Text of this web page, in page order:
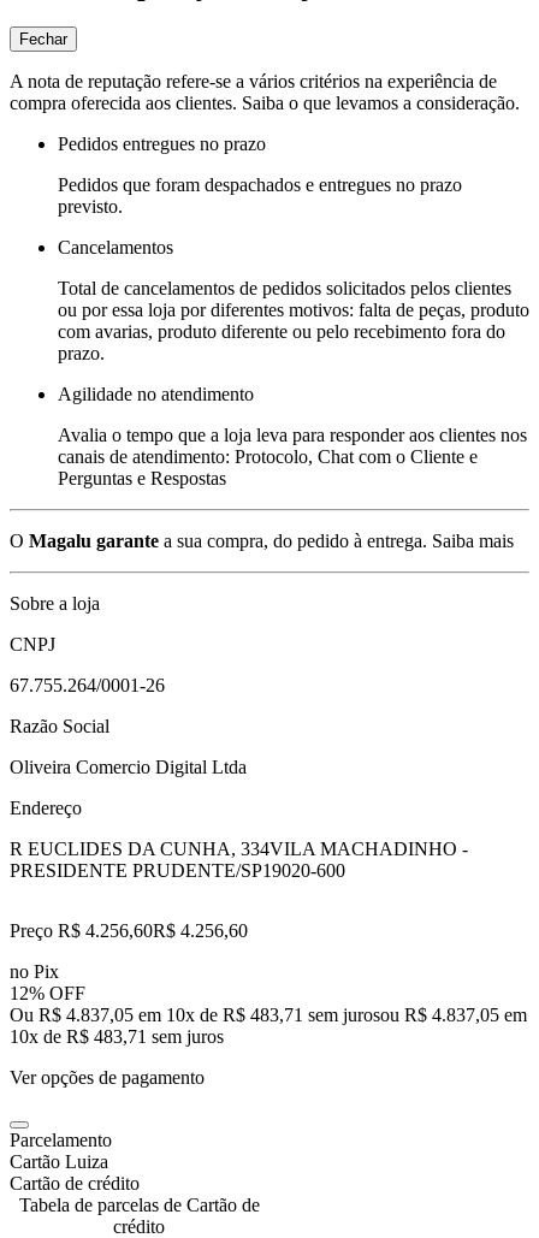
Fechar
A nota de reputação refere-se a vários critérios na experiência de
compra oferecida aos clientes. Saiba o que levamos a consideração.
Pedidos entregues no prazo
Pedidos que foram despachados e entregues no prazo
previsto.
Cancelamentos
Total de cancelamentos de pedidos solicitados pelos clientes
ou por essa loja por diferentes motivos: falta de peças, produto
com avarias, produto diferente ou pelo recebimento fora do
prazo.
Agilidade no atendimento
Avalia o tempo que a loja leva para responder aos clientes nos
canais de atendimento: Protocolo, Chat com o Cliente e
Perguntas e Respostas
O Magalu garante a sua compra, do pedido à entrega. Saiba mais
Sobre a loja
CNPJ
67.755.264/0001-26
Razão Social
Oliveira Comercio Digital Ltda
Endereço
R EUCLIDES DA CUNHA, 334VILA MACHADINHO -
PRESIDENTE PRUDENTE/SP19020-600
Preço R$ 4.256,60R$ 4.256,60
no Pix
12% OFF
Ou R$ 4.837,05 em 10x de R$ 483,71 sem jurosou R$ 4.837,05 em
10x de R$ 483,71 sem juros
Ver opções de pagamento
Parcelamento
Cartão Luiza
Cartão de crédito
Tabela de parcelas de Cartão de
crédito